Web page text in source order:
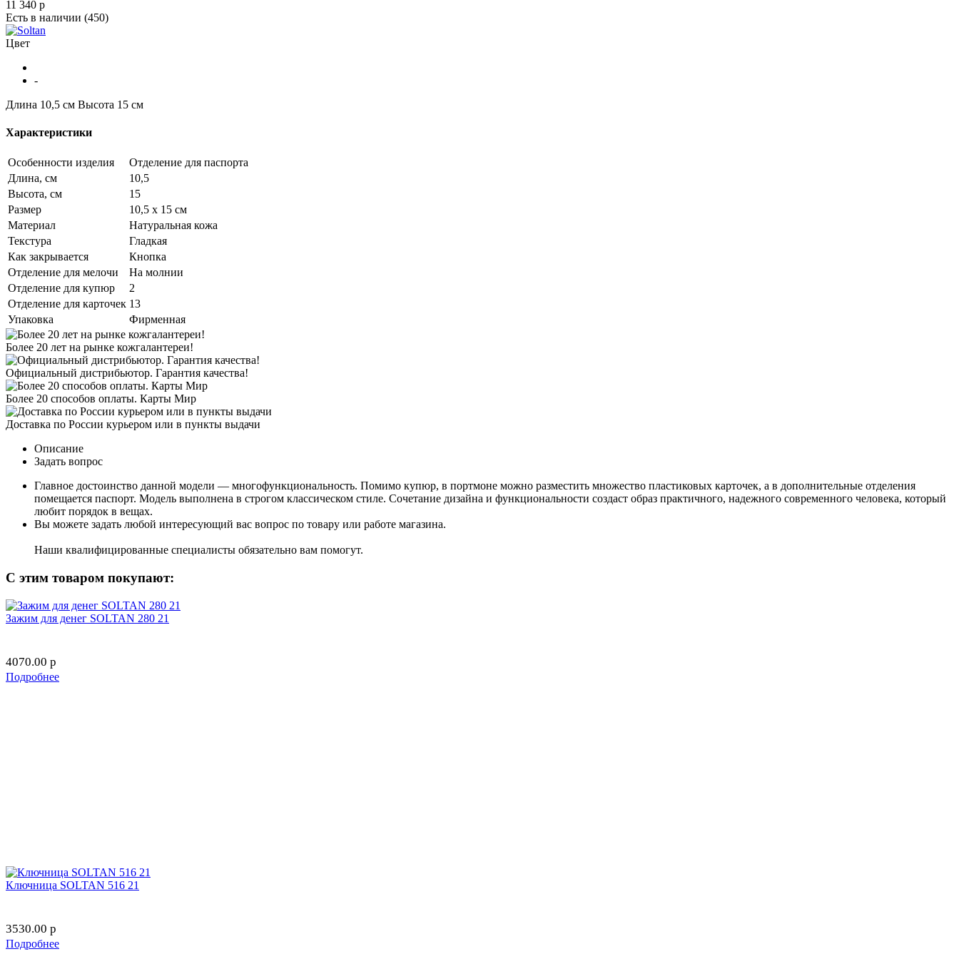
11 340 p
Есть в наличии (450)
Цвет
-
Длина 10,5 см Высота 15 см
Характеристики
Особенности изделия
Отделение для паспорта
Длина, см
10,5
Высота, см
15
Размер
10,5 х 15 см
Материал
Натуральная кожа
Текстура
Гладкая
Как закрывается
Кнопка
Отделение для мелочи
На молнии
Отделение для купюр
2
Отделение для карточек 13
Упаковка
Фирменная
Более 20 лет на рынке кожгалантереи!
Официальный дистрибьютор. Гарантия качества!
Более 20 способов оплаты. Карты Мир
Доставка по России курьером или в пункты выдачи
Описание
Задать вопрос
Главное достоинство данной модели — многофункциональность. Помимо купюр, в портмоне можно разместить множество пластиковых карточек, а в дополнительные отделения
помещается паспорт. Модель выполнена в строгом классическом стиле. Сочетание дизайна и функциональности создаст образ практичного, надежного современного человека, который
любит порядок в вещах.
Вы можете задать любой интересующий вас вопрос по товару или работе магазина.
Наши квалифицированные специалисты обязательно вам помогут.
С этим товаром покупают:
Зажим для денег SOLTAN 280 21
4070.00 p
Подробнее
Ключница SOLTAN 516 21
3530.00 p
Подробнее